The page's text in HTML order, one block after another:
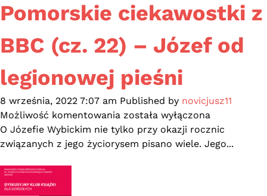
Pomorskie ciekawostki z
BBC (cz. 22) – Józef od
legionowej pieśni
8 września, 2022 7:07 am Published by novicjusz11
Możliwość komentowania Pomorskie
ciekawostki
z
została wyłączona
O Józefie Wybickim nie tylko przy okazji rocznic
związanych z jego życiorysem pisano wiele. Jego...